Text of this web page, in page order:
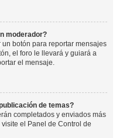
moderador?
botón para reportar mensajes
el foro le llevará y guiará a
el mensaje.
de temas?
completados y enviados más
el Panel de Control de